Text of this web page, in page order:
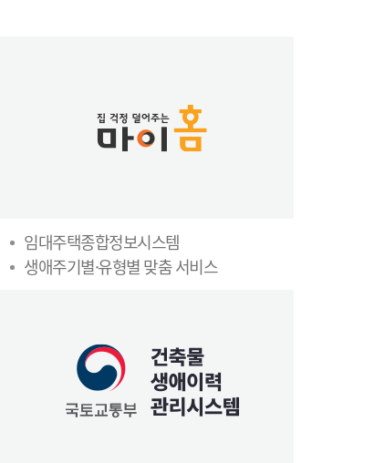
임대주택종합정보시스템
생애주기별·유형별 맞춤 서비스